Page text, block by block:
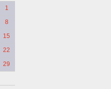
1
8
15
22
29